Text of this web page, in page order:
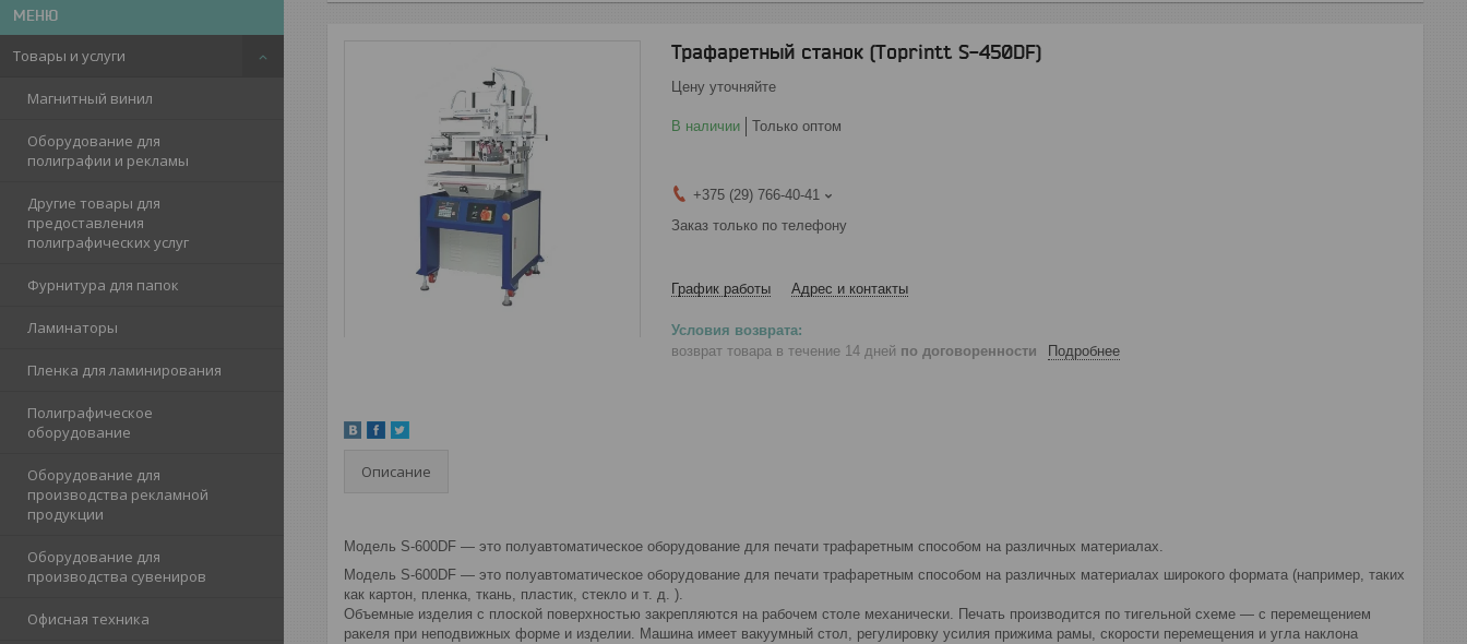
Товары и услуги
Магнитный винил
Оборудование для
полиграфии и рекламы
Другие товары для
предоставления
полиграфических услуг
Фурнитура для папок
Ламинаторы
Пленка для ламинирования
Полиграфическое
оборудование
Оборудование для
производства рекламной
продукции
Оборудование для
производства сувениров
Офисная техника
Трафаретный станок (Toprintt S-450DF)
Цену уточняйте
В наличии Только оптом
+375 (29) 766-40-41
Заказ только по телефону
График работы Адрес и контакты
возврат товара в течение 14 дней по договоренности Подробнее
Описание
Модель S-600DF — это полуавтоматическое оборудование для печати трафаретным способом на различных материалах.
Модель S-600DF — это полуавтоматическое оборудование для печати трафаретным способом на различных материалах широкого формата (например, таких
как картон, пленка, ткань, пластик, стекло и т. д. ).
Объемные изделия с плоской поверхностью закрепляются на рабочем столе механически. Печать производится по тигельной схеме — с перемещением
ракеля при неподвижных форме и изделии. Машина имеет вакуумный стол, регулировку усилия прижима рамы, скорости перемещения и угла наклона